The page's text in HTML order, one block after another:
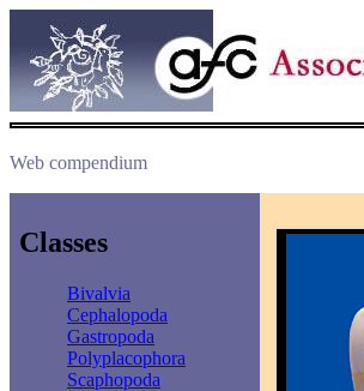
Web compendium
Classes
Bivalvia
Cephalopoda
Gastropoda
Polyplacophora
Scaphopoda